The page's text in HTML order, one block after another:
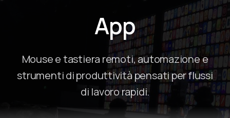
App
Mouse e tastiera remoti, automazione e
strumenti di produttività pensati per flussi
di lavoro rapidi.